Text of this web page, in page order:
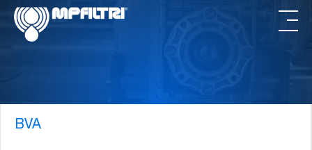
Skip
Skip
footer
BVA